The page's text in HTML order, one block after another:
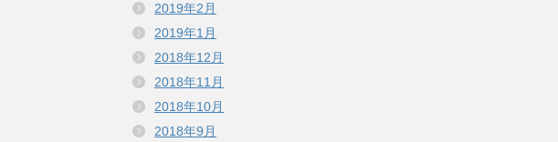
2019年2月
2019年1月
2018年12月
2018年11月
2018年10月
2018年9月